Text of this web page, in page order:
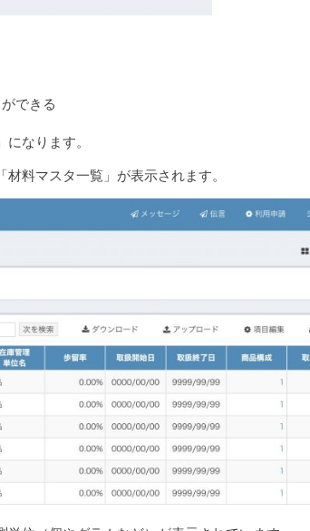
できる
なります。
料マスタ一覧」が表示されます。